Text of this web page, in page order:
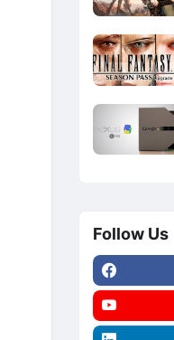
Follow Us